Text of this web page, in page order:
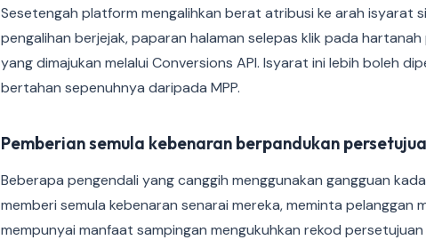
Sesetengah platform mengalihkan berat atribusi ke arah isyarat
pengalihan berjejak, paparan halaman selepas klik pada
yang dimajukan melalui Conversions API. Isyarat ini lebih boleh
bertahan sepenuhnya daripada MPP.
Pemberian semula kebenaran berpandukan
Beberapa pengendali yang canggih menggunakan gangguan
memberi semula kebenaran senarai mereka, meminta pelanggan
mempunyai manfaat sampingan mengukuhkan rekod persetujuan